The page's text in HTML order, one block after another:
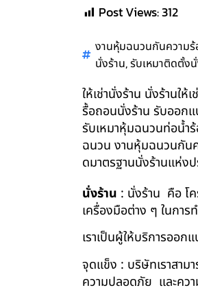
Post Views:312
งานหุ้มฉนวนกันความ
นั่งร้าน,รับเหมาติดตั้ง
ให้เช่านั่งร้าน นั่งร้านใ
รื้อถอนนั่งร้าน รับออก
รับเหมาหุ้มฉนวนท่อน้ำ
ฉนวน งานหุ้มฉนวนกัน
ดมาตรฐานนั่งร้านแห่ง
นั่งร้าน : นั่งร้าน คือ โ
เครื่องมือต่าง ๆ ในกา
เราเป็นผู้ให้บริการออ
จุดแข็ง : บริษัทเราสา
ความปลอดภัย และคว